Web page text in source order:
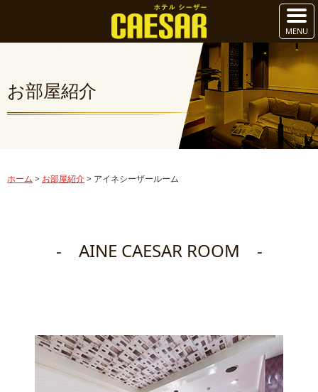
お部屋紹介
ホーム > お部屋紹介> アイネシーザールーム
- AINE CAESAR ROOM -